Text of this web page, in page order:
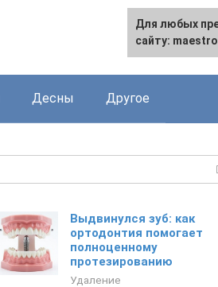
Десны Другое
Выдвинулся зуб: как
ортодонтия помогает
полноценному
протезированию
Удаление
Для любых
сайту: